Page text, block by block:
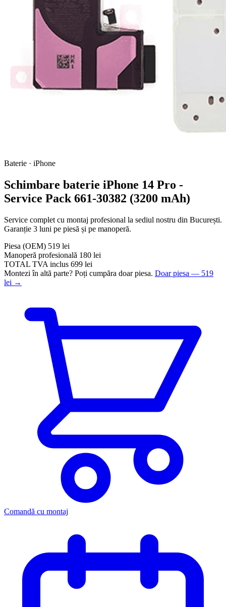
Baterie · iPhone
Schimbare baterie iPhone 14 Pro -
Service Pack 661-30382 (3200 mAh)
Service complet cu montaj profesional la sediul nostru din București.
Garanție 3 luni pe piesă și pe manoperă.
Piesa (OEM) 519 lei
Manoperă profesională 180 lei
TOTAL TVA inclus 699 lei
Montezi în altă parte? Poți cumpăra doar piesa. Doar piesa — 519
lei →
Comandă cu montaj